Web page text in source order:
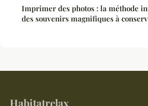
Imprimer des photos : la méthode
des souvenirs magnifiques à
Habitatrelax